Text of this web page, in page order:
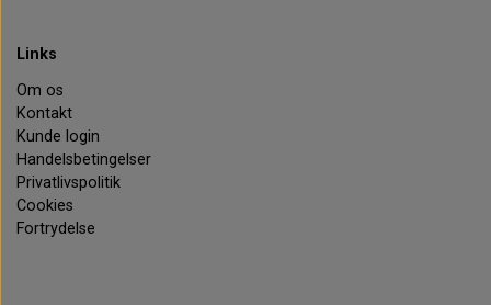
Links
Om os
Kontakt
Kunde login
Handelsbetingelser
Privatlivspolitik
Cookies
Fortrydelse